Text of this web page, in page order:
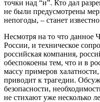
точки над “и”. Кто дал
не были предусмотрены
непогоды, – станет
Несмотря на то что данное
России, и техническое
российская компания,
обеспокоены тем, что и в
массу примеров
приводит к трагедии.
безопасности,
не стихают уже несколько